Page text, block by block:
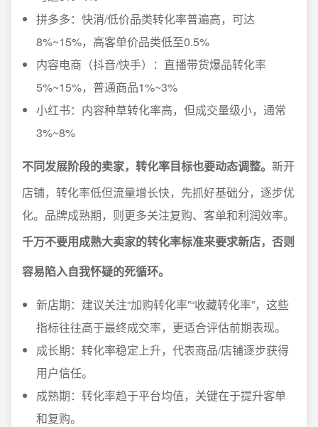
拼多多：快消/低价品类转化率普遍高，可达
8%~15%，高客单价品类低至0.5%
内容电商（抖音/快手）：直播带货爆品转化率
5%~15%，普通商品1%~3%
小红书：内容种草转化率高，但成交量级小，通常
3%~8%
不同发展阶段的卖家，转化率目标也要动态调整。 新开
店铺，转化率低但流量增长快，先抓好基础分，逐步优
化。品牌成熟期，则更多关注复购、客单和利润效率。
千万不要用成熟大卖家的转化率标准来要求新店，否则
容易陷入自我怀疑的死循环。
新店期：建议关注“加购转化率”“收藏转化率”，这些
指标往往高于最终成交率，更适合评估前期表现。
成长期：转化率稳定上升，代表商品/店铺逐步获得
用户信任。
成熟期：转化率趋于平台均值，关键在于提升客单
和复购。